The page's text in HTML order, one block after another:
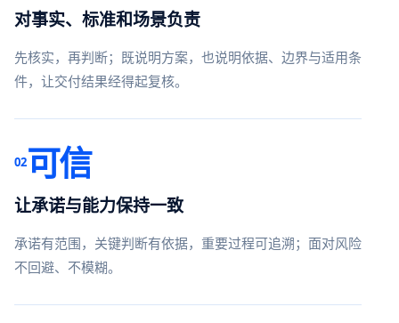
对事实、标准和场景负责
先核实，再判断；既说明方案，也说明依据、边界与适用条
件，让交付结果经得起复核。
02可信
让承诺与能力保持一致
承诺有范围，关键判断有依据，重要过程可追溯；面对风险
不回避、不模糊。